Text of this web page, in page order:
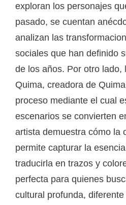
exploran los personajes
pasado, se cuentan
analizan las
sociales que han definido
de los años. Por otro lado,
Quima, creadora de
proceso mediante el cual
escenarios se convierten
artista demuestra cómo la
permite capturar la
traducirla en trazos y
perfecta para quienes
cultural profunda,